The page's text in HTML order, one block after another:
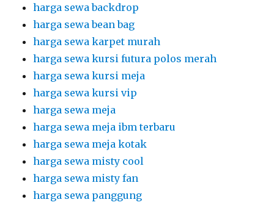
harga sewa backdrop
harga sewa bean bag
harga sewa karpet murah
harga sewa kursi futura polos merah
harga sewa kursi meja
harga sewa kursi vip
harga sewa meja
harga sewa meja ibm terbaru
harga sewa meja kotak
harga sewa misty cool
harga sewa misty fan
harga sewa panggung